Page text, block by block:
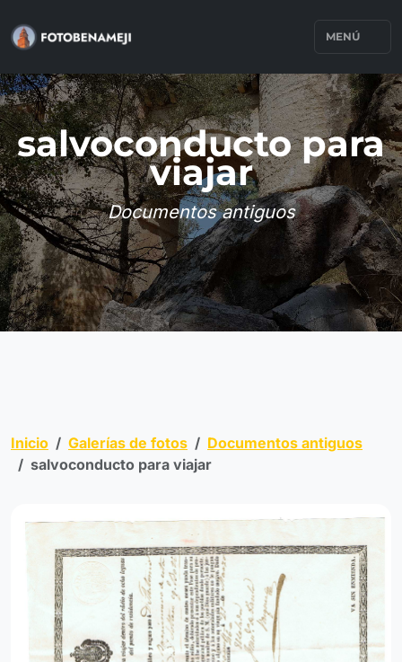
MENÚ
salvoconducto para
viajar
Documentos antiguos
Inicio Galerías de fotos
Documentos antiguos
salvoconducto para viajar